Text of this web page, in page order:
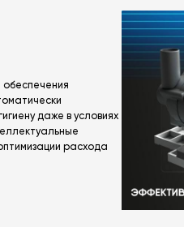
даже в условиях
расхода